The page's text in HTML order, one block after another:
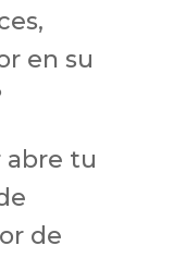
en su
abre tu
de